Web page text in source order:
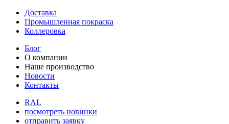
Доставка
Промышленная покраска
Коллеровка
Блог
О компании
Наше производство
Новости
Контакты
RAL
посмотреть новинки
отправить заявку